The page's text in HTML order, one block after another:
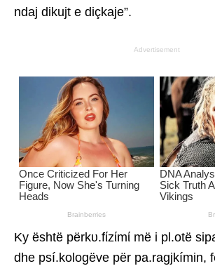
ndaj dikujt e diçkaje”.
Advertisement
Ky është përkυ.fίzίmί më i pl.otë
dhe psí.kologëve për pa.ragjkímin,